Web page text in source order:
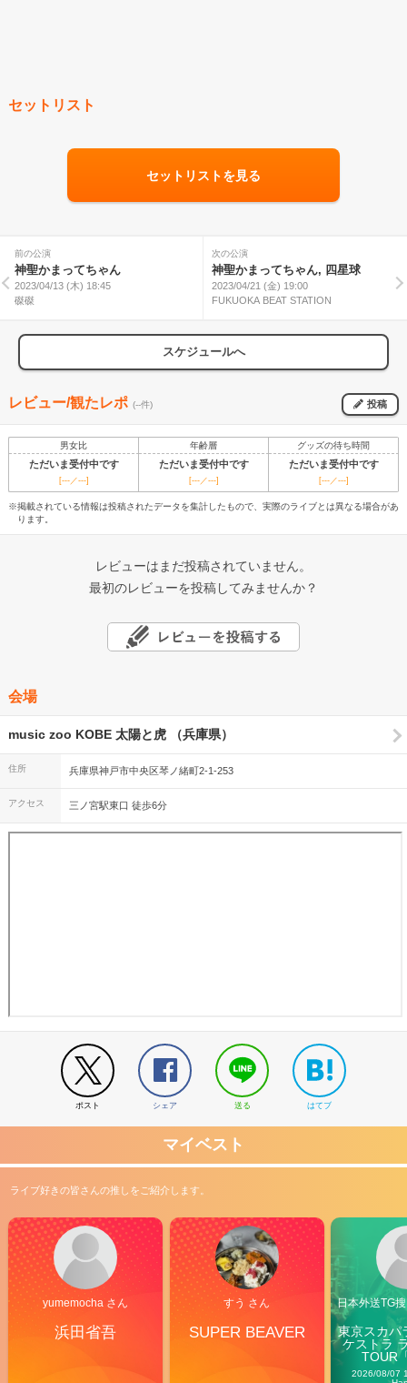
セットリスト
セットリストを見る
前の公演
神聖かまってちゃん
2023/04/13 (木) 18:45
磔磔
次の公演
神聖かまってちゃん, 四星球
2023/04/21 (金) 19:00
FUKUOKA BEAT STATION
スケジュールへ
レビュー/観たレポ (--件) 投稿
男女比 年齢層 グッズの待ち時間
ただいま受付中です ただいま受付中です ただいま受付中です
[---／---] [---／---] [---／---]
※掲載されている情報は投稿されたデータを集計したもので、実際のライブとは異なる場合があ
ります。
レビューはまだ投稿されていません。
最初のレビューを投稿してみませんか？
会場
music zoo KOBE 太陽と虎 （兵庫県）
住所 兵庫県神戸市中央区琴ノ緒町2-1-253
アクセス 三ノ宮駅東口 徒歩6分
ポスト シェア 送る はてブ
マイベスト
ライブ好きの皆さんの推しをご紹介します。
yumemocha さん
浜田省吾
すう さん
SUPER BEAVER
日本外送TG
東京スカパ
ケストラ
TOUR
2026/08/07